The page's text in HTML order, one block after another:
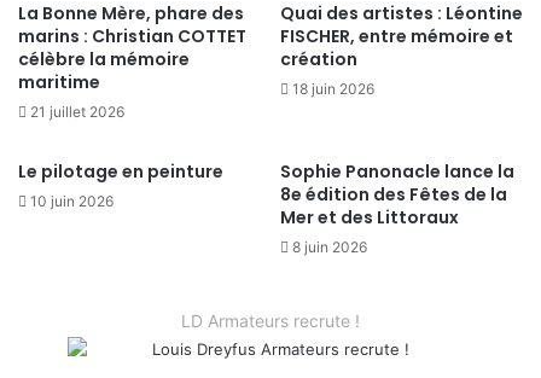
La Bonne Mère, phare des
marins : Christian COTTET
célèbre la mémoire
maritime
21 juillet 2026
Quai des artistes : Léontine
FISCHER, entre mémoire et
création
18 juin 2026
Le pilotage en peinture
10 juin 2026
Sophie Panonacle lance la
8e édition des Fêtes de la
Mer et des Littoraux
8 juin 2026
LD Armateurs recrute !